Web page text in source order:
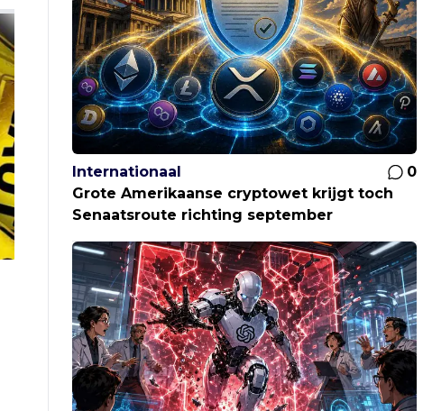
Internationaal
0
Grote Amerikaanse cryptowet krijgt toch
Senaatsroute richting september